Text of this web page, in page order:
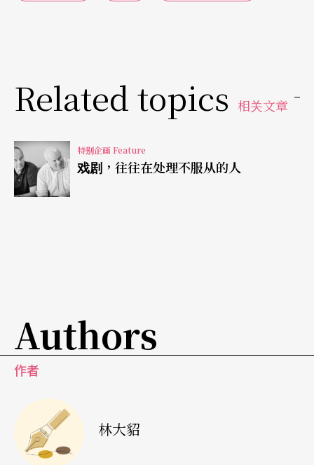
贝拉的女家庭教师Putana，对应至《罗密欧与茱丽
叶》的修士罗伦斯 （Lawrance） 与奶妈（The Nur
se），则可发现两人在《罪．爱》中亦是扮演居中
调解了个年轻人恋爱的角色；而这两对年轻人的爱
火皆因为其关系不被社会接受而愈发炙热，最终将
亚环球剧院（Shakepeare’s Globe），这个室内
剧场的蜡烛照明系统为本剧创造了更多舞台与服装
设计的可能性，而与你同行剧团将之搬演于现代舞
台，更在空间设计上给观众更多的暗示与想像空
间。
Related topics 相关文章
特别企画 Feature
戏剧，往往在处理不服从的人
Authors
作者
林大貂